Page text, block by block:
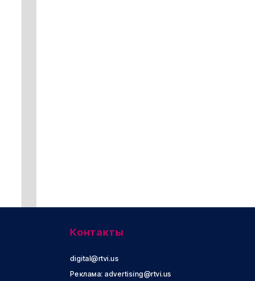
Контакты
digital@rtvi.us
Реклама: advertising@rtvi.us